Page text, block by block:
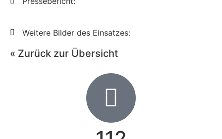
Weitere Bilder des Einsatzes:
« Zurück zur Übersicht